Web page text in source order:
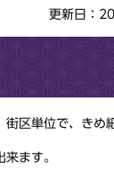
更新日：
区単位で、きめ
ます。